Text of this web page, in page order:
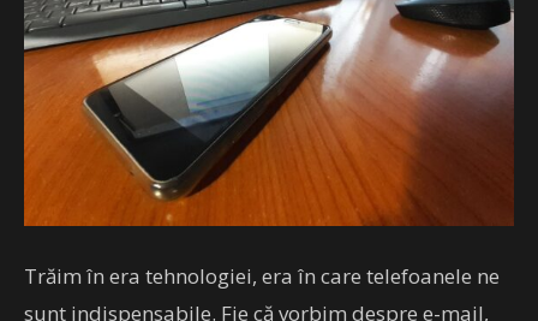
Trăim în era tehnologiei, era în care telefoanele ne
sunt indispensabile. Fie că vorbim despre e-mail,